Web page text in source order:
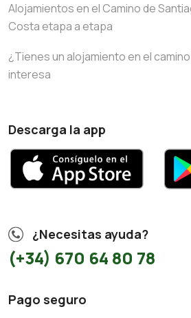
Alojamientos en el Camino de
Costa etapa a etapa
¿Tienes un alojamiento en el
interesa
Descarga la app
¿Necesitas ayuda?
(+34) 670 64 80 78
Pago seguro